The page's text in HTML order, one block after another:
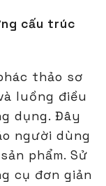
cấu trúc
thảo sơ
luồng điều
dụng. Đây
người dùng
phẩm. Sử
cụ đơn giản